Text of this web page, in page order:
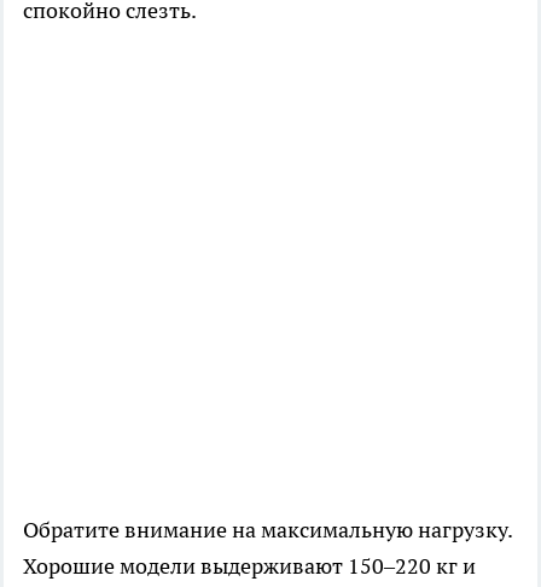
спокойно слезть.
Обратите внимание на максимальную нагрузку.
Хорошие модели выдерживают 150–220 кг и